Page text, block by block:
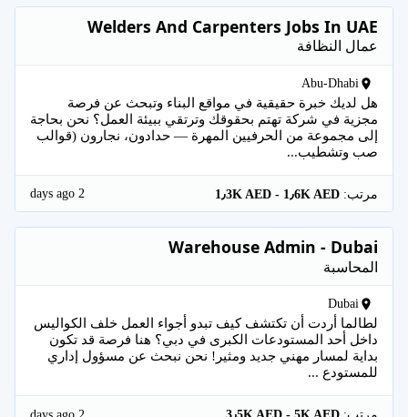
Welders And Carpenters Jobs In UAE
عمال النظافة
Abu-Dhabi
هل لديك خبرة حقيقية في مواقع البناء وتبحث عن فرصة
مجزية في شركة تهتم بحقوقك وترتقي ببيئة العمل؟ نحن بحاجة
إلى مجموعة من الحرفيين المهرة — حدادون، نجارون (قوالب
صب وتشطيب...
مرتب: 2 days ago
Warehouse Admin - Dubai
المحاسبة
Dubai
لطالما أردت أن تكتشف كيف تبدو أجواء العمل خلف الكواليس
داخل أحد المستودعات الكبرى في دبي؟ هنا فرصة قد تكون
بداية لمسار مهني جديد ومثير! نحن نبحث عن مسؤول إداري
للمستودع ...